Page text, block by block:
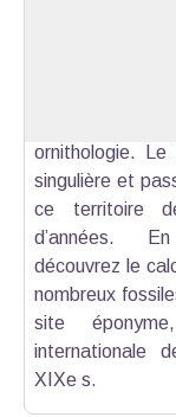
ornithologie.
singulière et
ce territoire
d’années.
découvrez le
nombreux
site
internationale
XIXe s.